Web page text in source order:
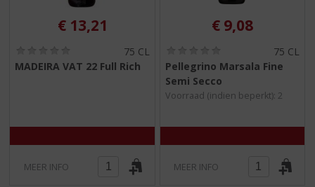
g
€ 13,21
75 CL
MADEIRA VAT 22 Full Rich
MEER INFO
€ 9,08
,
/
75 CL
Pellegrino Marsala Fine
Semi Secco
Voorraad (indien beperkt): 2
MEER INFO